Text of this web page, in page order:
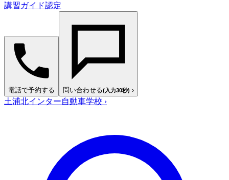
講習ガイド認定
電話で予約する 問い合わせる(入力30秒) ›
土浦北インター自動車学校 ›